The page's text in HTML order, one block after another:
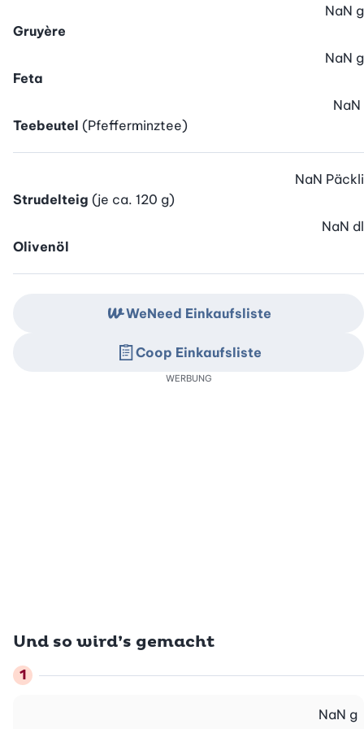
Gruyère
NaN g
Feta
NaN g
Teebeutel (Pfefferminztee)
NaN
Strudelteig (je ca. 120 g)
NaN Päckli
Olivenöl
NaN dl
Und so wird’s gemacht
NaN g
WeNeed Einkaufsliste
Coop Einkaufsliste
WERBUNG